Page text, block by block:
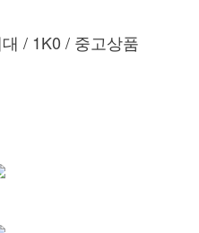
/ 1K0 / 중고상품